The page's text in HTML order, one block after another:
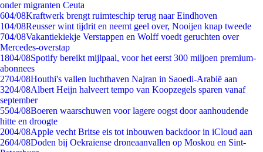
onder migranten Ceuta
604/08Kraftwerk brengt ruimteschip terug naar Eindhoven
104/08Reusser wint tijdrit en neemt geel over, Nooijen knap tweede
704/08Vakantiekiekje Verstappen en Wolff voedt geruchten over
Mercedes-overstap
1804/08Spotify bereikt mijlpaal, voor het eerst 300 miljoen premium-
abonnees
2704/08Houthi's vallen luchthaven Najran in Saoedi-Arabië aan
3204/08Albert Heijn halveert tempo van Koopzegels sparen vanaf
september
5504/08Boeren waarschuwen voor lagere oogst door aanhoudende
hitte en droogte
2004/08Apple vecht Britse eis tot inbouwen backdoor in iCloud aan
2604/08Doden bij Oekraïense droneaanvallen op Moskou en Sint-